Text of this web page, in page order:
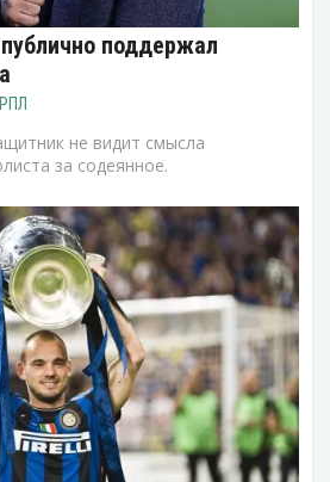
поддержал
РПЛ
не видит смысла
за содеянное.